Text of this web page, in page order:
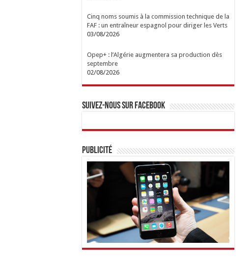
Cinq noms soumis à la commission technique de la
FAF : un entraîneur espagnol pour diriger les Verts
03/08/2026
Opep+ : l’Algérie augmentera sa production dès
septembre
02/08/2026
Suivez-nous sur Facebook
Publicité